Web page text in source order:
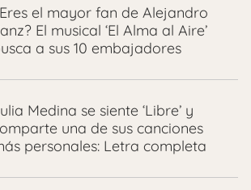
el mayor fan de Alejandro
El musical ‘El Alma al Aire’
a sus 10 embajadores
Medina se siente ‘Libre’ y
una de sus canciones
personales: Letra completa